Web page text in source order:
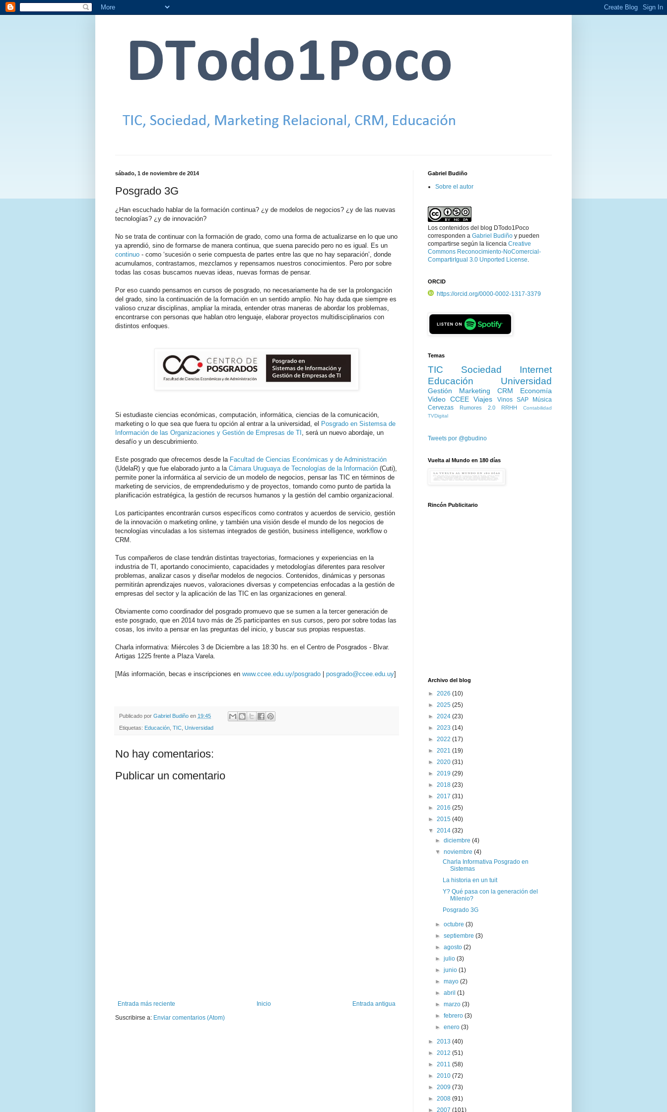
sábado, 1 de noviembre de 2014
Posgrado 3G
¿Han escuchado hablar de la formación continua? ¿y de modelos de negocios? ¿y de las nuevas
tecnologías? ¿y de innovación?
No se trata de continuar con la formación de grado, como una forma de actualizarse en lo que uno
ya aprendió, sino de formarse de manera continua, que suena parecido pero no es igual. Es un
continuo - como ‘sucesión o serie compuesta de partes entre las que no hay separación’, donde
acumulamos, contrastamos, mezclamos y repensamos nuestros conocimientos. Pero por sobre
todas las cosas buscamos nuevas ideas, nuevas formas de pensar.
Por eso cuando pensamos en cursos de posgrado, no necesariamente ha de ser la prolongación
del grado, sino la continuación de la formación en un sentido amplio. No hay duda que siempre es
valioso cruzar disciplinas, ampliar la mirada, entender otras maneras de abordar los problemas,
encontrarse con personas que hablan otro lenguaje, elaborar proyectos multidisciplinarios con
distintos enfoques.
Si estudiaste ciencias económicas, computación, informática, ciencias de la comunicación,
marketing o lo que sea que fuera tu opción al entrar a la universidad, el Posgrado en Sistemsa de
Información de las Organizaciones y Gestión de Empresas de TI , será un nuevo abordaje, un
desafío y un descubrimiento.
Este posgrado que ofrecemos desde la Facultad de Ciencias Económicas y de Administración
(UdelaR) y que fue elaborado junto a la Cámara Uruguaya de Tecnologías de la Información (Cuti),
permite poner la informática al servicio de un modelo de negocios, pensar las TIC en términos de
marketing de servicios, de emprendedurismo y de proyectos, tomando como punto de partida la
planificación estratégica, la gestión de recursos humanos y la gestión del cambio organizacional.
Los participantes encontrarán cursos específicos como contratos y acuerdos de servicio, gestión
de la innovación o marketing online, y también una visión desde el mundo de los negocios de
tecnologías vinculadas a los sistemas integrados de gestión, business intelligence, workflow o
CRM.
Tus compañeros de clase tendrán distintas trayectorias, formaciones y experiencias en la
industria de TI, aportando conocimiento, capacidades y metodologías diferentes para resolver
problemas, analizar casos y diseñar modelos de negocios. Contenidos, dinámicas y personas
permitirán aprendizajes nuevos, valoraciones diversas y competencias enfocadas a la gestión de
empresas del sector y la aplicación de las TIC en las organizaciones en general.
Obviamente como coordinador del posgrado promuevo que se sumen a la tercer generación de
este posgrado, que en 2014 tuvo más de 25 participantes en sus cursos, pero por sobre todas las
cosas, los invito a pensar en las preguntas del inicio, y buscar sus propias respuestas.
Charla informativa: Miércoles 3 de Diciembre a las 18:30 hs. en el Centro de Posgrados - Blvar.
Artigas 1225 frente a Plaza Varela.
[Más información, becas e inscripciones en www.ccee.edu.uy/posgrado | posgrado@ccee.edu.uy]
Publicado por Gabriel Budiño en 19:45
Etiquetas: Educación TIC Universidad
No hay comentarios:
Publicar un comentario
Entrada más reciente Entrada antigua
Inicio
Suscribirse a: Enviar comentarios (Atom)
Gabriel Budiño
Sobre el autor
Los contenidos del blog DTodo1Poco
corresponden a Gabriel Budiño y pueden
compartirse según la licencia Creative
Commons Reconocimiento-NoComercial-
CompartirIgual 3.0 Unported License.
ORCID
https://orcid.org/0000-0002-1317-3379
Temas
TIC Sociedad
Internet
Educación
Universidad
Gestión Marketing CRM
Economía
Video CCEE Viajes Vinos SAP
Música
Cervezas
Rumores 2.0 RRHH
Contabilidad
TVDigital
Tweets por @gbudino
Vuelta al Mundo en 180 días
Rincón Publicitario
Archivo del blog
► 2026 (10)
► 2025 (25)
► 2024 (23)
► 2023 (14)
► 2022 (17)
► 2021 (19)
► 2020 (31)
► 2019 (29)
► 2018 (23)
► 2017 (31)
► 2016 (25)
► 2015 (40)
▼ 2014 (32)
►diciembre(4)
▼noviembre(4)
Charla Informativa Posgrado en
Sistemas
La historia en un tuit
Y? Qué pasa con la generación del
Milenio?
Posgrado 3G
►octubre(3)
►septiembre(3)
►agosto(2)
►julio(3)
►junio(1)
►mayo(2)
►abril(1)
►marzo(3)
►febrero(3)
►enero(3)
► 2013 (40)
► 2012 (51)
► 2011 (58)
► 2010 (72)
► 2009 (73)
► 2008 (91)
► 2007 (101)